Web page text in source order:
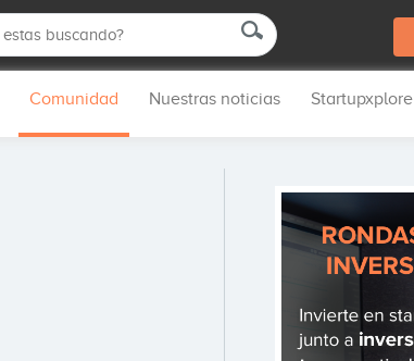
Comunidad Nuestras noticias Startupxplore